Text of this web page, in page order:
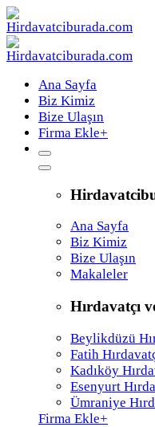
Ana Sayfa
Biz Kimiz
Bize Ulaşın
Firma Ekle+
Ana Sayfa
Biz Kimiz
Bize Ulaşın
Makaleler
Hırdavatçı
Beylikdüzü
Fatih
Kadıköy
Esenyurt
Ümraniye
Firma Ekle+